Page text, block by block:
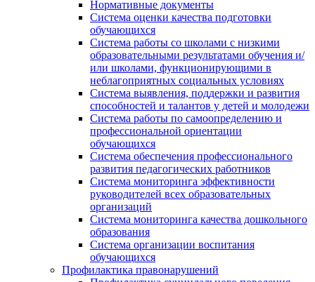
Нормативные документы
Система оценки качества подготовки
обучающихся
Система работы со школами с низкими
образовательными результатами обучения и/
или школами, функционирующими в
неблагоприятных социальных условиях
Система выявления, поддержки и развития
способностей и талантов у детей и молодежи
Система работы по самоопределению и
профессиональной ориентации
обучающихся
Система обеспечения профессионального
развития педагогических работников
Система мониторинга эффективности
руководителей всех образовательных
организаций
Система мониторинга качества дошкольного
образования
Система организации воспитания
обучающихся
Профилактика правонарушений